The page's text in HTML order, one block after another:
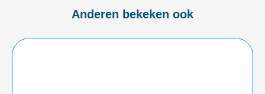
Anderen bekeken ook